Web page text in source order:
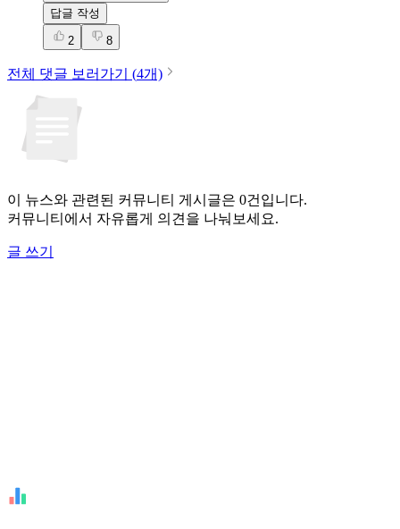
답글 작성
2 8
전체 댓글 보러가기 (4개)
이 뉴스와 관련된 커뮤니티 게시글은 0건입니다.
커뮤니티에서 자유롭게 의견을 나눠보세요.
글 쓰기